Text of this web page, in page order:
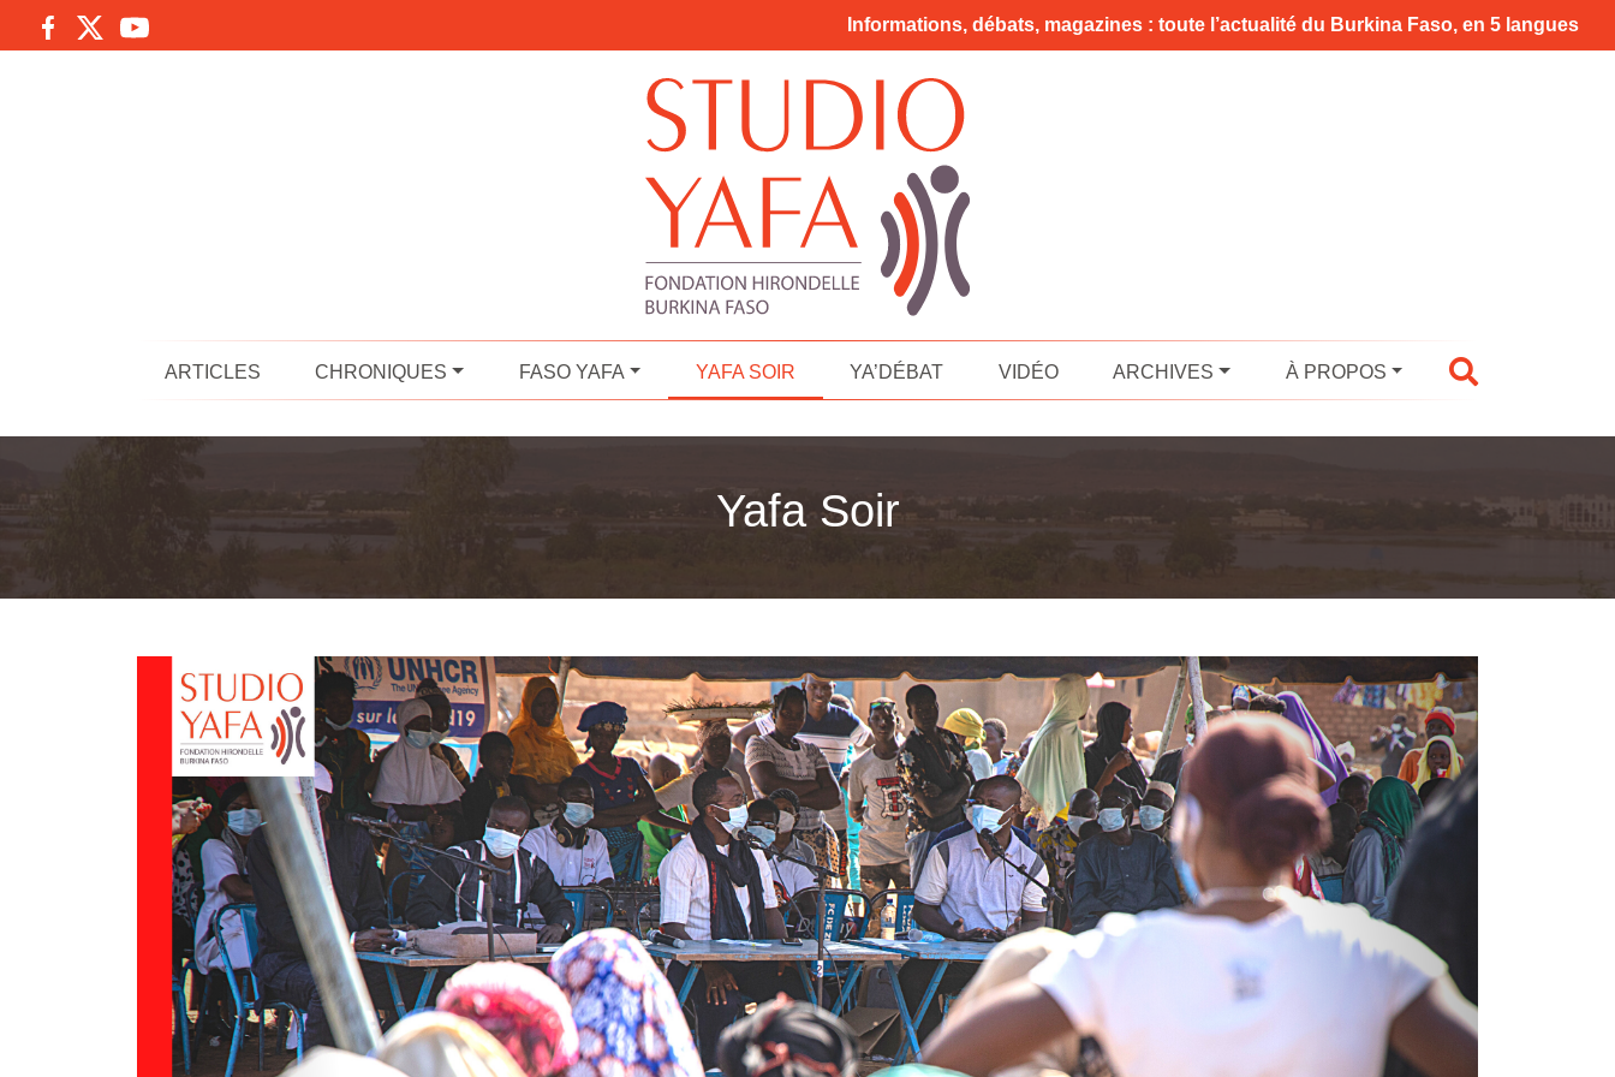
Informations, débats, magazines : toute l’actualité du Burkina Faso, en 5 langues
ARTICLES CHRONIQUES FASO YAFA YAFA SOIR YA’DÉBAT VIDÉO ARCHIVES À PROPOS
Yafa Soir